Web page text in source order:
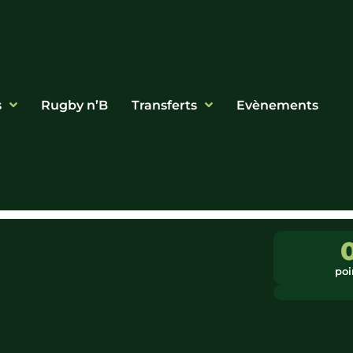
Rugby n’B Transferts Evènements